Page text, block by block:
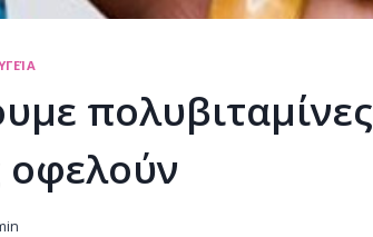
πολυβιταμίνες
οφελούν